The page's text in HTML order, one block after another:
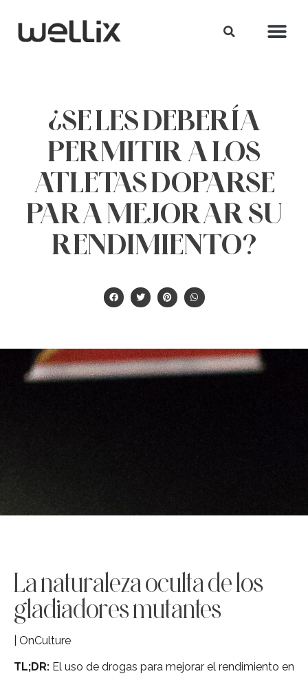
¿SE LES DEBERÍA
PERMITIR A LOS
ATLETAS DOPARSE
PARA MEJORAR SU
RENDIMIENTO?
La naturaleza oculta de los
gladiadores mutantes
| OnCulture
TL;DR: El uso de drogas para mejorar el rendimiento en